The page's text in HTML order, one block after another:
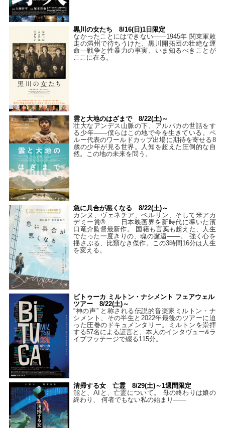
黒川の女たち 8/16(日)1日限定
なかったことにはできない——1945年 関東軍敗
走の満州で待ちうけた、黒川開拓団の壮絶な運
命―戦争と性暴力の事実、いま知るべきことが
ここに在る。
雲と大地のはざまで 8/22(土)～
壮大なアンデス山脈の下、アルパカの世話をす
る少年――僕らはこの地で今を生きている。ペ
ルー代表のワールドカップ出場に期待を寄せる8
歳の少年が見る世界。人知を超えた圧倒的な自
然。この地の未来を問う。
急に具合が悪くなる 8/22(土)～
カンヌ、ヴェネチア、ベルリン、そして米アカ
デミー賞®…… 日本映画界を新時代に導いた濱
口竜介監督最新作。 国籍も言葉も超えた、人生
でたった一度きりの、魂の邂逅――。 強く心を
揺さぶる、比類なき傑作。この3時間16分は人生
を変える。
ビトゥーカ ミルトン・ナシメント フェアウェル
ツアー 8/22(土)～
“神の声” と称される伝説的音楽家ミルトン・ナ
シメント、その半生と2022年最後のツアーに迫
った圧巻のドキュメンタリー。ミルトンを崇拝
する57名による証言と、本人のインタヴュー&ラ
イブフッテージで綴る115分。
清掃する女 亡霊 8/29(土)～1週間限定
能と、AIと、亡霊について。 母の終わりは娘の
終わり、 何者でもない私の始まり――